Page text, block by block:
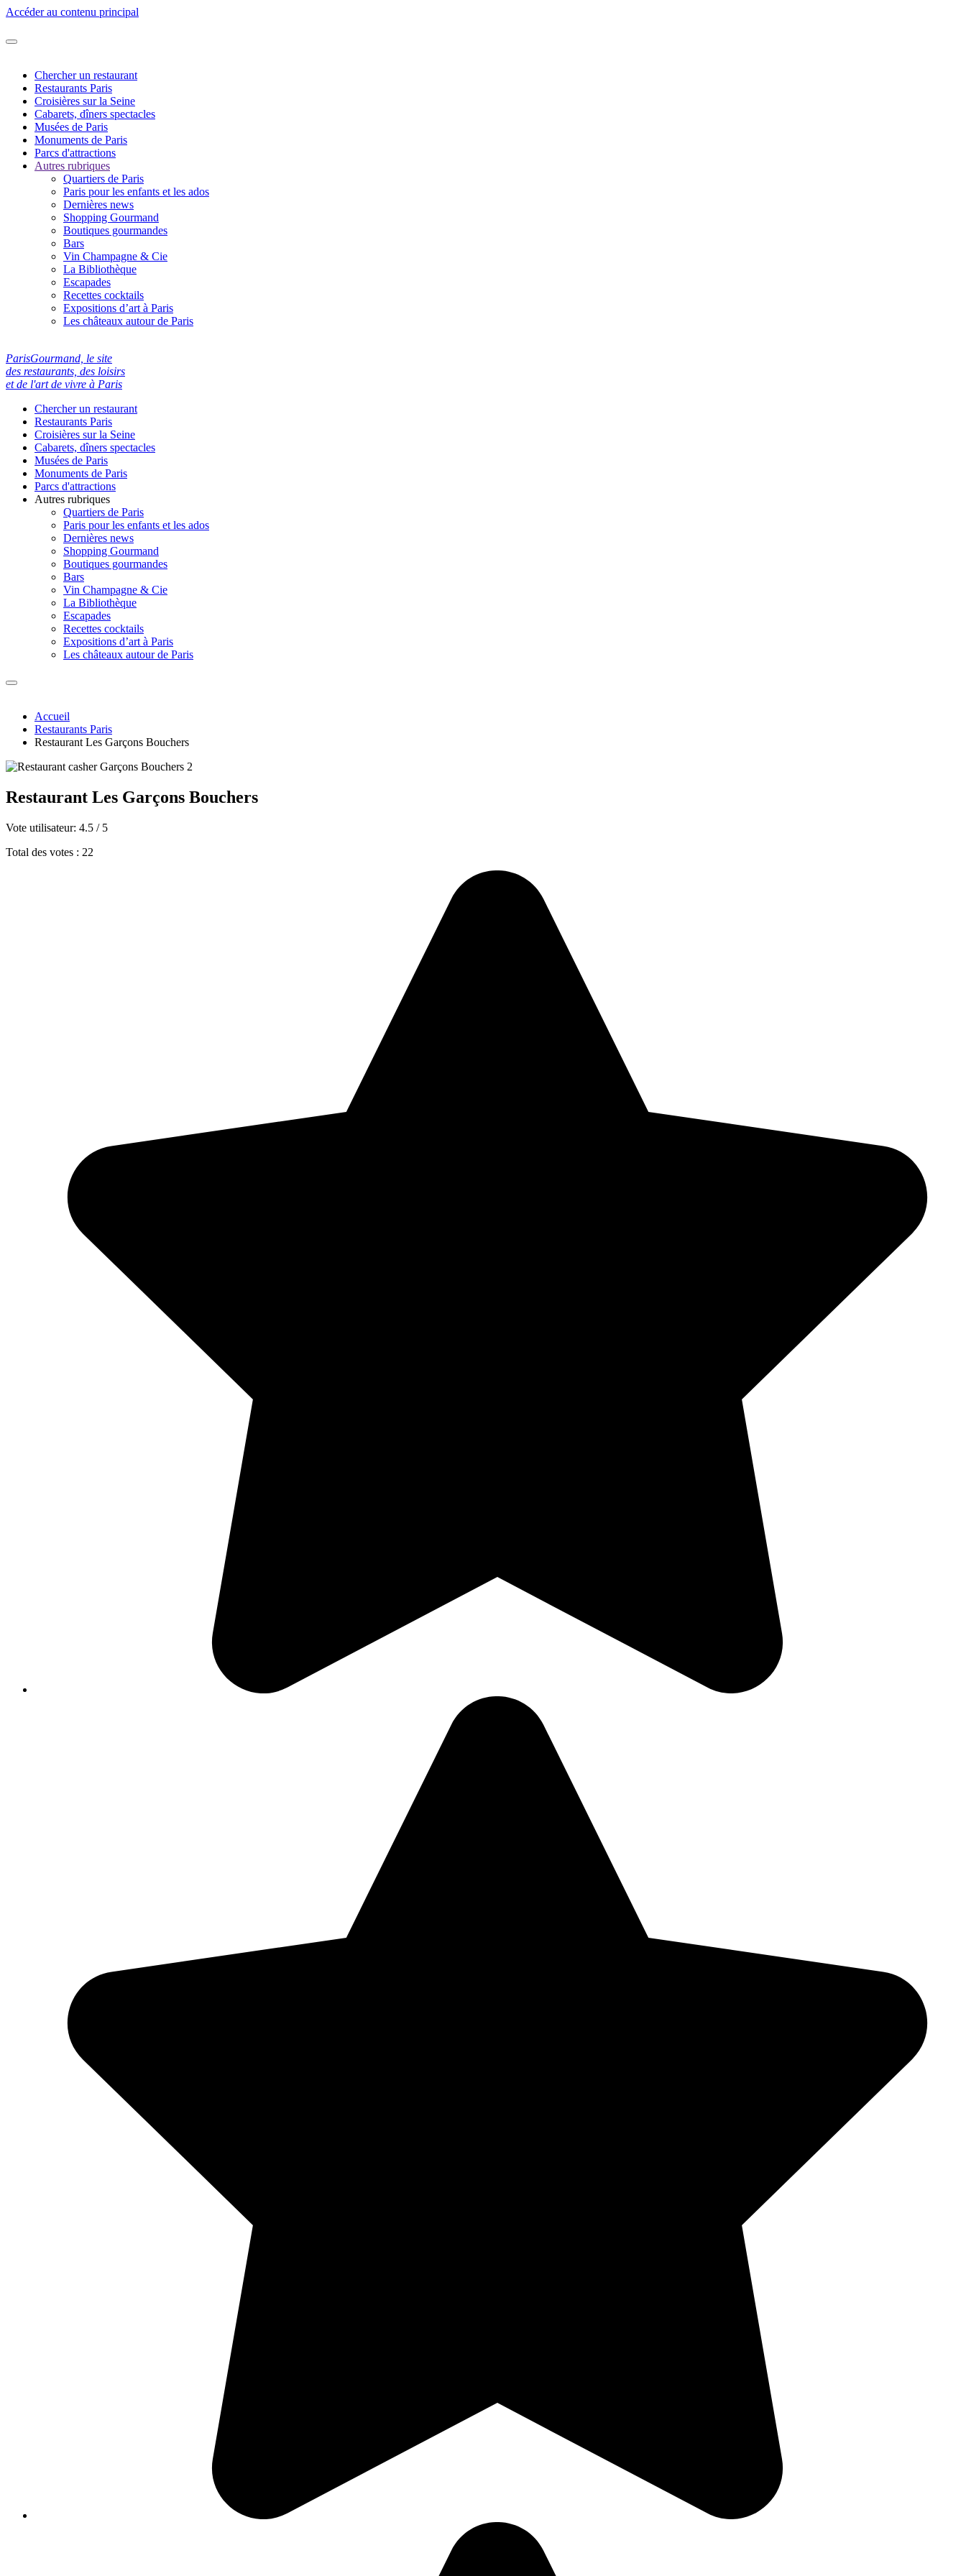
Accéder au contenu principal
Chercher un restaurant
Restaurants Paris
Croisières sur la Seine
Cabarets, dîners spectacles
Musées de Paris
Monuments de Paris
Parcs d'attractions
Autres rubriques
Quartiers de Paris
Paris pour les enfants et les ados
Dernières news
Shopping Gourmand
Boutiques gourmandes
Bars
Vin Champagne & Cie
La Bibliothèque
Escapades
Recettes cocktails
Expositions d’art à Paris
Les châteaux autour de Paris
ParisGourmand, le site
des restaurants, des loisirs
et de l'art de vivre à Paris
Chercher un restaurant
Restaurants Paris
Croisières sur la Seine
Cabarets, dîners spectacles
Musées de Paris
Monuments de Paris
Parcs d'attractions
Autres rubriques
Quartiers de Paris
Paris pour les enfants et les ados
Dernières news
Shopping Gourmand
Boutiques gourmandes
Bars
Vin Champagne & Cie
La Bibliothèque
Escapades
Recettes cocktails
Expositions d’art à Paris
Les châteaux autour de Paris
Accueil
Restaurants Paris
Restaurant Les Garçons Bouchers
Restaurant Les Garçons Bouchers
Vote utilisateur: 4.5 / 5
Total des votes : 22